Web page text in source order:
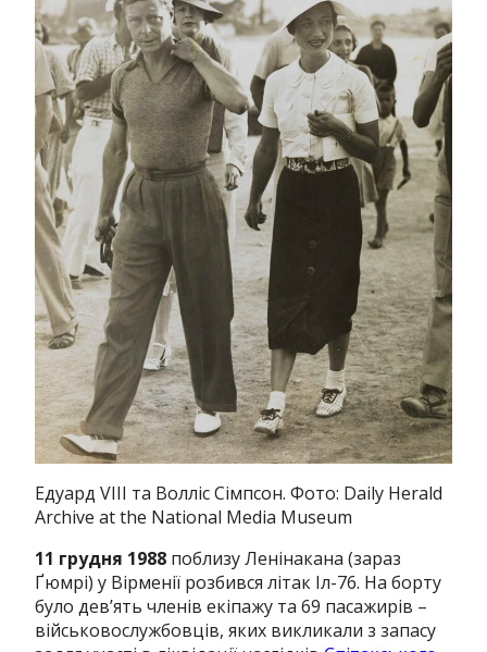
Едуард VIII та Волліс Сімпсон. Фото: Daily Herald
Archive at the National Media Museum
11 грудня 1988 поблизу Ленінакана (зараз
Ґюмрі) у Вірменії розбився літак Іл-76. На борту
було дев’ять членів екіпажу та 69 пасажирів –
військовослужбовців, яких викликали з запасу